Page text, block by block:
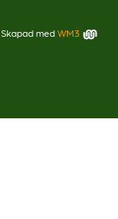
Skapad med WM3